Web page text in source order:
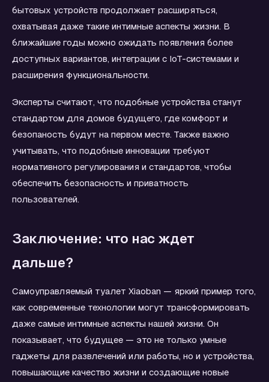
бытовых устройств продолжает расширяться,
охватывая даже такие интимные аспекты жизни. В
ближайшие годы можно ожидать появления более
доступных вариантов, интеграции с IoT-системами и
расширения функциональности.
Эксперты считают, что подобные устройства станут
стандартом для домов будущего, где комфорт и
безопаность будут на первом месте. Также важно
учитывать, что подобные инновации требуют
нормативного регулирования и стандартов, чтобы
обеспечить безопасность и приватность
пользователей.
Заключение: что нас ждет
дальше?
Самоуправляемый туалет Xiaoban — яркий пример того,
как современные технологии могут трансформировать
даже самые интимные аспекты нашей жизни. Он
показывает, что будущее — это не только умные
гаджеты для развлечений или работы, но и устройства,
повышающие качество жизни и создающие новые